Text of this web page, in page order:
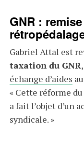
GNR :
Gabriel Attal est
taxation du GNR,
échange d’aides
« Cette réforme
a fait l’objet d’un
syndicale. »